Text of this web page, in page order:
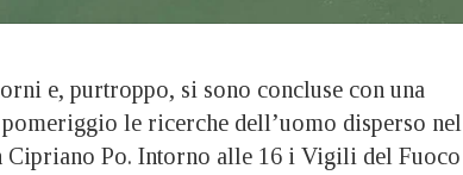
e, purtroppo, si sono concluse con una
le ricerche dell’uomo disperso nel
Cipriano Po. Intorno alle 16 i Vigili del Fuoco